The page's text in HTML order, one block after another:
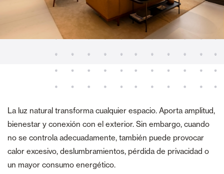
La luz natural transforma cualquier espacio. Aporta amplitud,
bienestar y conexión con el exterior. Sin embargo, cuando
no se controla adecuadamente, también puede provocar
calor excesivo, deslumbramientos, pérdida de privacidad o
un mayor consumo energético.